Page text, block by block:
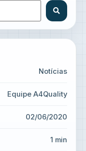
Notícias
Equipe A4Quality
02/06/2020
1 min